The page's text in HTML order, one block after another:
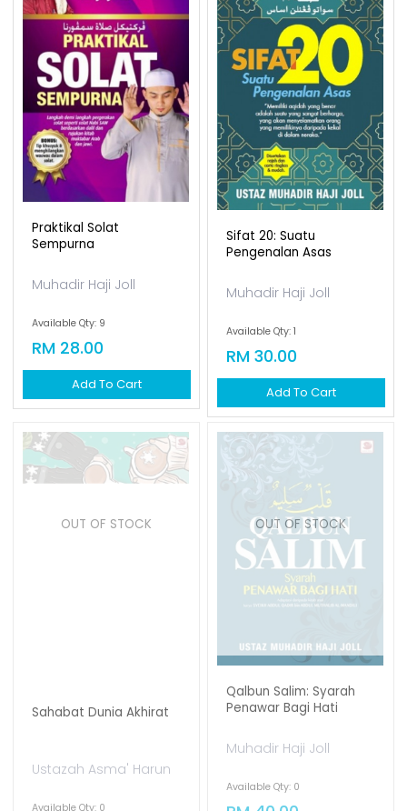
Praktikal Solat
Sempurna
Muhadir Haji Joll
Available Qty: 9
RM 28.00
Add To Cart
Sifat 20: Suatu
Pengenalan Asas
Muhadir Haji Joll
Available Qty: 1
RM 30.00
Add To Cart
OUT OF STOCK
Sahabat Dunia Akhirat
Ustazah Asma' Harun
Available Qty: 0
OUT OF STOCK
Qalbun Salim: Syarah
Penawar Bagi Hati
Muhadir Haji Joll
Available Qty: 0